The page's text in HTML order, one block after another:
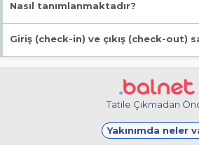
Nasıl tanımlanmaktadır?
Tesis Tiny Hause statüsündedir. Öne çıkan
Giriş (check-in) ve çıkış (check-out)
Giriş en erken 14:00, çıkış en geç 11:00
Tatile Çıkmadan
Yakınımda neler